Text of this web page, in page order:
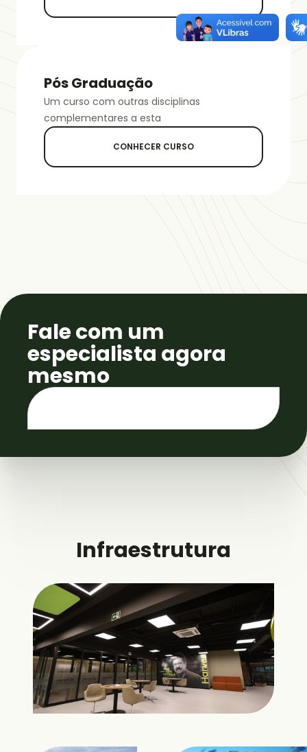
Pós Graduação
Um curso com outras disciplinas
complementares a esta
CONHECER CURSO
Fale com um
especialista agora
mesmo
Infraestrutura